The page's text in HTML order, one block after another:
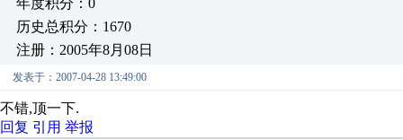
年度积分：0
历史总积分：1670
注册：2005年8月08日
发表于：2007-04-28 13:49:00
不错,顶一下.
回复 引用 举报